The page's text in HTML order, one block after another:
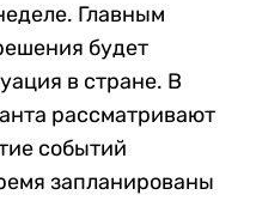
Главным
будет
в стране. В
рассматривают
событий
запланированы